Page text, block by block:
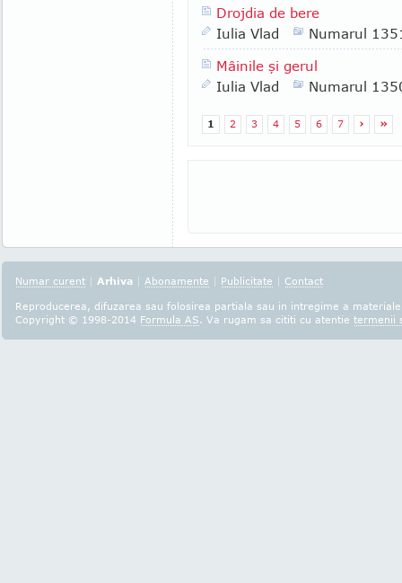
Drojdia de bere
Iulia Vlad
Numarul
Mâinile şi gerul
Iulia Vlad
Numarul
1 2 3 4 5 6 7 › »
Numar curent | Arhiva | Abonamente | Publicitate | Contact
Reproducerea, difuzarea sau folosirea partiala sau in intregime a
Copyright © 1998-2014 Formula AS. Va rugam sa cititi cu atentie termenii